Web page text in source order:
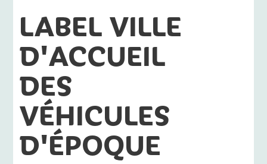
LABEL VILLE
D'ACCUEIL
DES
VÉHICULES
D'ÉPOQUE